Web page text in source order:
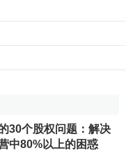
也有助于法律责任的
第223条第一项规定：
列事项： 1、董事的姓
及数量；3、就各股
30个股权问题：解决
中80%以上的困惑